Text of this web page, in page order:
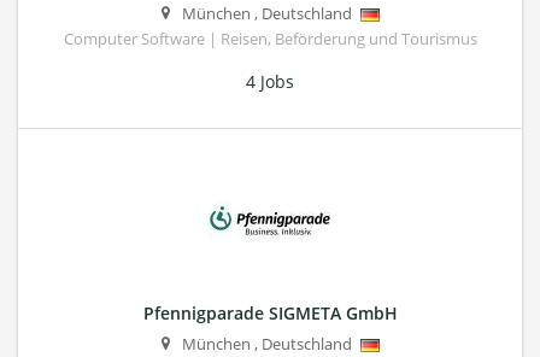
München , Deutschland
Computer Software | Reisen, Beförderung und Tourismus
4 Jobs
Pfennigparade SIGMETA GmbH
München , Deutschland